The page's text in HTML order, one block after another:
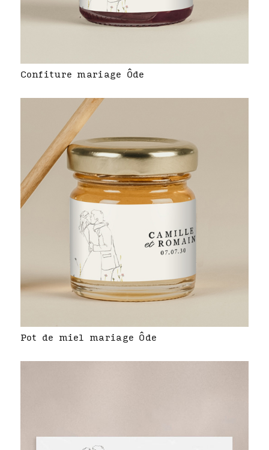
Confiture mariage Ôde
Pot de miel mariage Ôde